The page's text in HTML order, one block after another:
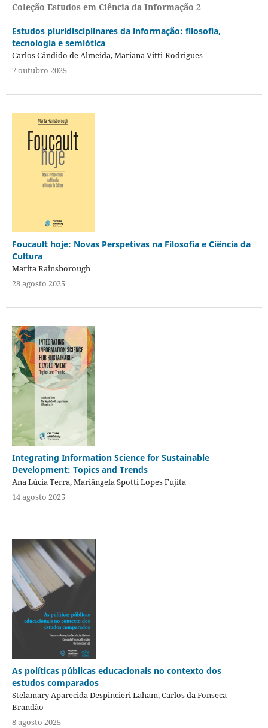
Coleção Estudos em Ciência da Informação 2
Estudos pluridisciplinares da informação: filosofia,
tecnologia e semiótica
Carlos Cândido de Almeida, Mariana Vitti-Rodrigues
7 outubro 2025
Foucault hoje: Novas Perspetivas na Filosofia e Ciência da
Cultura
Marita Rainsborough
28 agosto 2025
Integrating Information Science for Sustainable
Development: Topics and Trends
Ana Lúcia Terra, Mariângela Spotti Lopes Fujita
14 agosto 2025
As políticas públicas educacionais no contexto dos
estudos comparados
Stelamary Aparecida Despincieri Laham, Carlos da Fonseca
Brandão
8 agosto 2025